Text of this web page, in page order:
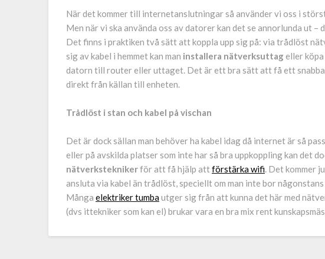
När det kommer till internetanslutningar så använder vi oss i
Men när vi ska använda oss av datorer kan det se annorlunda ut –
Det finns i praktiken två sätt att koppla upp sig på: via trådlöst
sig av kabel i hemmet kan man installera nätverksuttag eller
datorn till router eller uttaget. Det är ett bra sätt att få ett
direkt från källan till enheten.
Trådlöst i stan och kabel på vischan
Det är dock sällan man behöver ha kabel idag då internet är så
eller på avskilda platser som inte har så bra uppkoppling kan det
nätverksteknikerför att få hjälp attförstärka wifi. Det kommer
ansluta via kabel än trådlöst, speciellt om man inte bor
Många elektriker tumbautger sig från att kunna det här med
(dvs ittekniker som kan el) brukar vara en bra mix rent